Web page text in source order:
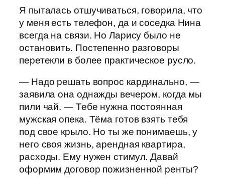
Я пыталась отшучиваться, говорила, что
у меня есть телефон, да и соседка Нина
всегда на связи. Но Ларису было не
остановить. Постепенно разговоры
перетекли в более практическое русло.
— Надо решать вопрос кардинально, —
заявила она однажды вечером, когда мы
пили чай. — Тебе нужна постоянная
мужская опека. Тёма готов взять тебя
под свое крыло. Но ты же понимаешь, у
него своя жизнь, арендная квартира,
расходы. Ему нужен стимул. Давай
оформим договор пожизненной ренты?